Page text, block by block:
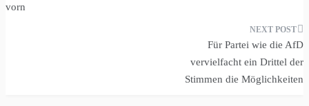
vorn
Für Partei wie die AfD
vervielfacht ein Drittel der
Stimmen die Möglichkeiten